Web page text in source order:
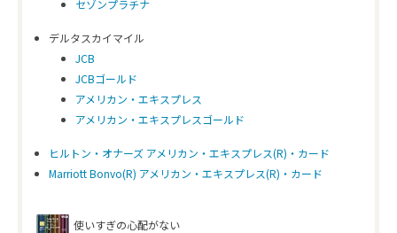
セゾンプラチナ
デルタスカイマイル
JCB
JCBゴールド
アメリカン・エキスプレス
アメリカン・エキスプレスゴールド
ヒルトン・オナーズ アメリカン・エキスプレス(R)・カード
Marriott Bonvo(R) アメリカン・エキスプレス(R)・カード
使いすぎの心配がない